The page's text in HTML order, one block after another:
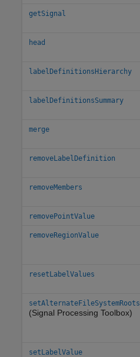
getSignal
head
labelDefinitionsHierarchy
labelDefinitionsSummary
merge
removeLabelDefinition
removeMembers
removePointValue
removeRegionValue
resetLabelValues
setAlternateFileSystemRoots
(Signal Processing Toolbox)
setLabelValue